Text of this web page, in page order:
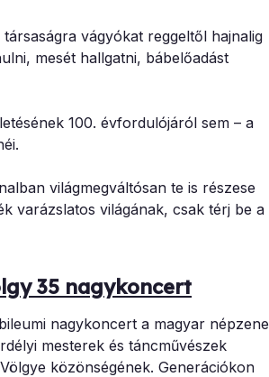
vágyókat reggeltől hajnalig
mesét hallgatni, bábelőadást
100. évfordulójáról sem – a
világmegváltósan te is részese
varázslatos világának, csak térj be a
35 nagykoncert
nagykoncert a magyar népzene
mesterek és táncművészek
közönségének. Generációkon